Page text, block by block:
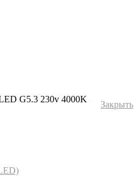
G5.3 230v 4000K
Закрыть